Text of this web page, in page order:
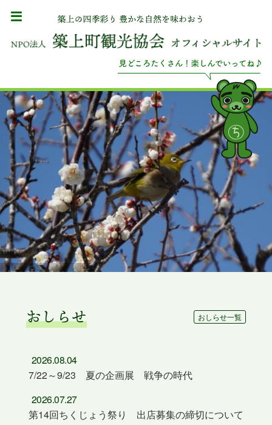
梅の花とメジロ
おしらせ おしらせ一覧
2026.08.04
7/22～9/23 夏の企画展 戦争の時代
2026.07.27
第14回ちくじょう祭り 出店募集の締切について